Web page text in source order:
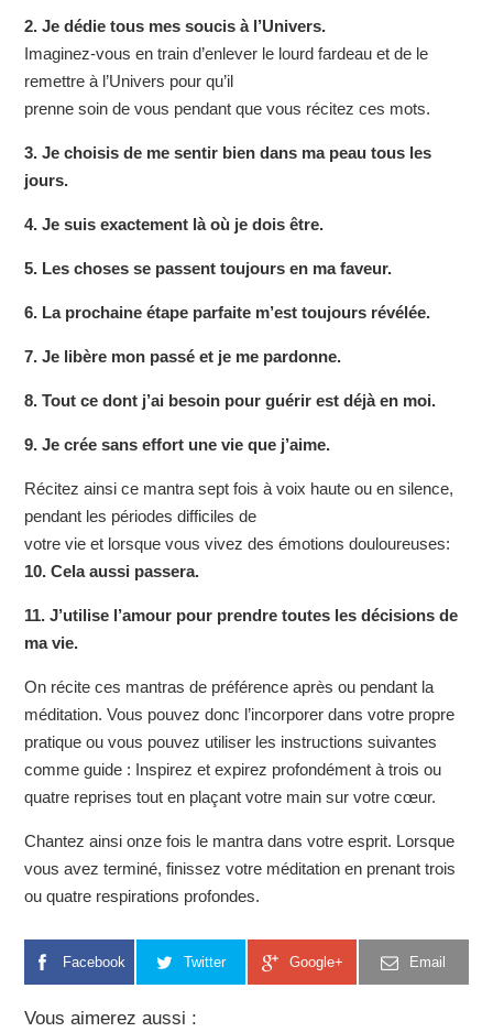
2. Je dédie tous mes soucis à l’Univers.
Imaginez-vous en train d’enlever le lourd fardeau et de le
remettre à l’Univers pour qu’il
prenne soin de vous pendant que vous récitez ces mots.
3. Je choisis de me sentir bien dans ma peau tous les
jours.
4. Je suis exactement là où je dois être.
5. Les choses se passent toujours en ma faveur.
6. La prochaine étape parfaite m’est toujours révélée.
7. Je libère mon passé et je me pardonne.
8. Tout ce dont j’ai besoin pour guérir est déjà en moi.
9. Je crée sans effort une vie que j’aime.
Récitez ainsi ce mantra sept fois à voix haute ou en silence,
pendant les périodes difficiles de
votre vie et lorsque vous vivez des émotions douloureuses:
10. Cela aussi passera.
11. J’utilise l’amour pour prendre toutes les décisions de
ma vie.
On récite ces mantras de préférence après ou pendant la
méditation. Vous pouvez donc l’incorporer dans votre propre
pratique ou vous pouvez utiliser les instructions suivantes
comme guide : Inspirez et expirez profondément à trois ou
quatre reprises tout en plaçant votre main sur votre cœur.
Chantez ainsi onze fois le mantra dans votre esprit. Lorsque
vous avez terminé, finissez votre méditation en prenant trois
ou quatre respirations profondes.
Facebook Twitter Google+ Email
Vous aimerez aussi :